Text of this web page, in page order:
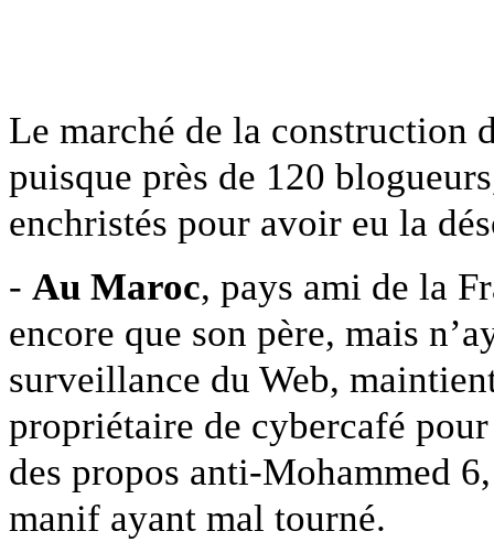
Le marché de la construction
puisque près de 120
enchristés pour avoir eu la
- Au Maroc, pays ami de la
encore que son père, mais
surveillance du Web,
propriétaire de cybercafé
des propos anti-Mohammed
manif ayant mal tourné.